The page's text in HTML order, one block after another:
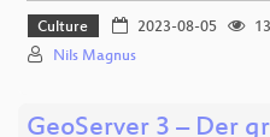
Culture 2023-08-05
Nils Magnus
GeoServer 3 – Der